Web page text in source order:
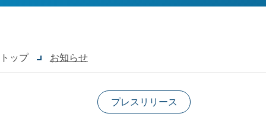
トップ お知らせ
プレスリリース